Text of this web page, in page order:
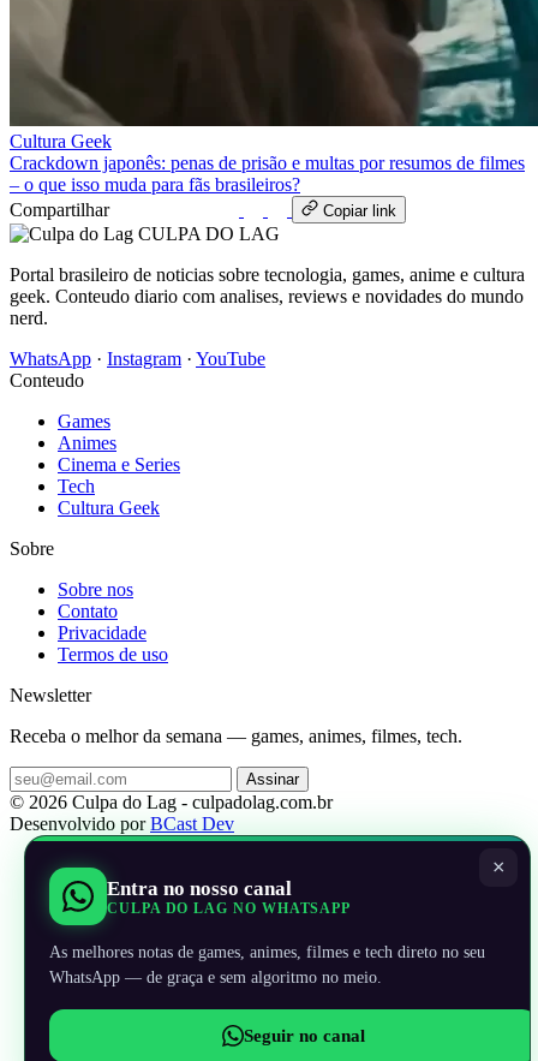
Cultura Geek
Crackdown japonês: penas de prisão e multas por resumos de filmes
– o que isso muda para fãs brasileiros?
Compartilhar
Copiar link
CULPA DO LAG
Portal brasileiro de noticias sobre tecnologia, games, anime e cultura
geek. Conteudo diario com analises, reviews e novidades do mundo
nerd.
WhatsApp · Instagram · YouTube
Conteudo
Games
Animes
Cinema e Series
Tech
Cultura Geek
Sobre
Sobre nos
Contato
Privacidade
Termos de uso
Newsletter
Receba o melhor da semana — games, animes, filmes, tech.
Assinar
© 2026 Culpa do Lag - culpadolag.com.br
Desenvolvido porBCast Dev
×
Entra no nosso canal
CULPA DO LAG NO WHATSAPP
As melhores notas de games, animes, filmes e tech direto no seu
WhatsApp — de graça e sem algoritmo no meio.
Seguir no canal